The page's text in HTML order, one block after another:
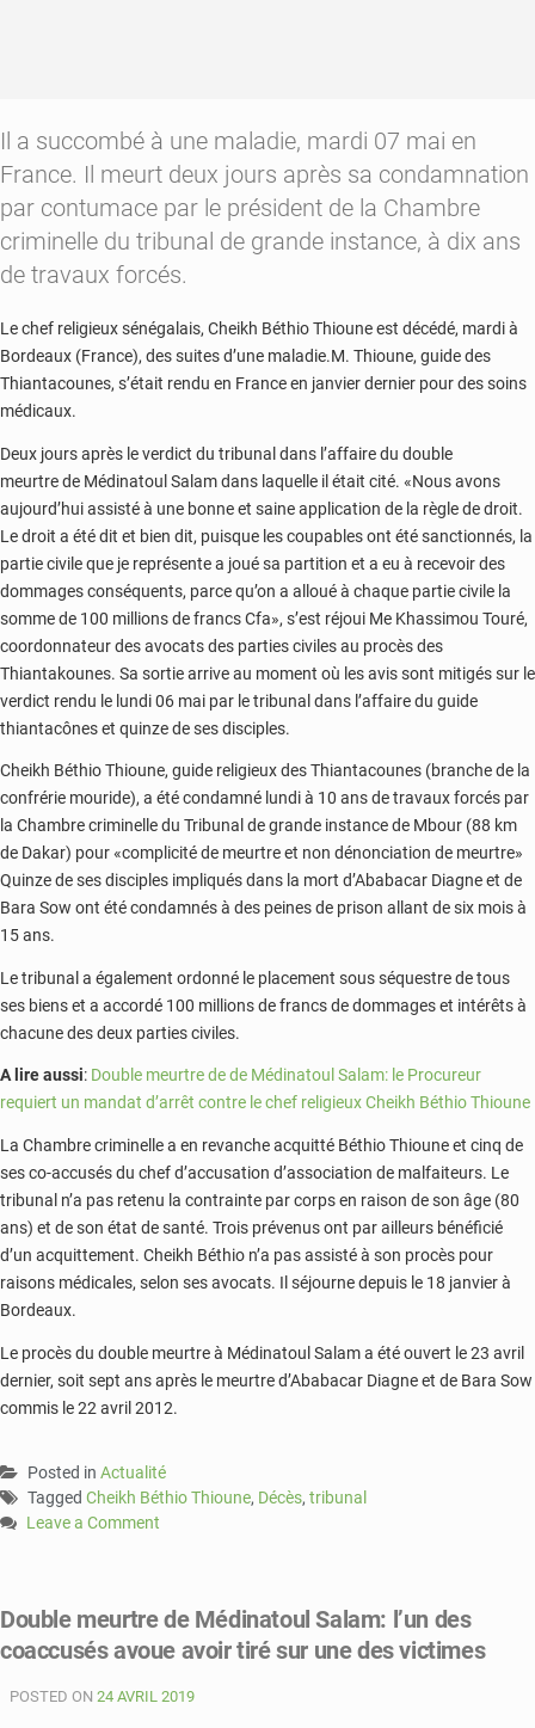
Il a succombé à une maladie, mardi 07 mai en
France. Il meurt deux jours après sa condamnation
par contumace par le président de la Chambre
criminelle du tribunal de grande instance, à dix ans
de travaux forcés.
Le chef religieux sénégalais, Cheikh Béthio Thioune est décédé, mardi à
Bordeaux (France), des suites d’une maladie.M. Thioune, guide des
Thiantacounes, s’était rendu en France en janvier dernier pour des soins
médicaux.
Deux jours après le verdict du tribunal dans l’affaire du double
meurtre de Médinatoul Salam dans laquelle il était cité. «Nous avons
aujourd’hui assisté à une bonne et saine application de la règle de droit.
Le droit a été dit et bien dit, puisque les coupables ont été sanctionnés, la
partie civile que je représente a joué sa partition et a eu à recevoir des
dommages conséquents, parce qu’on a alloué à chaque partie civile la
somme de 100 millions de francs Cfa», s’est réjoui Me Khassimou Touré,
coordonnateur des avocats des parties civiles au procès des
Thiantakounes. Sa sortie arrive au moment où les avis sont mitigés sur le
verdict rendu le lundi 06 mai par le tribunal dans l’affaire du guide
thiantacônes et quinze de ses disciples.
Cheikh Béthio Thioune, guide religieux des Thiantacounes (branche de la
confrérie mouride), a été condamné lundi à 10 ans de travaux forcés par
la Chambre criminelle du Tribunal de grande instance de Mbour (88 km
de Dakar) pour «complicité de meurtre et non dénonciation de meurtre»
Quinze de ses disciples impliqués dans la mort d’Ababacar Diagne et de
Bara Sow ont été condamnés à des peines de prison allant de six mois à
15 ans.
Le tribunal a également ordonné le placement sous séquestre de tous
ses biens et a accordé 100 millions de francs de dommages et intérêts à
chacune des deux parties civiles.
A lire aussi: Double meurtre de de Médinatoul Salam: le Procureur
requiert un mandat d’arrêt contre le chef religieux Cheikh Béthio Thioune
La Chambre criminelle a en revanche acquitté Béthio Thioune et cinq de
ses co-accusés du chef d’accusation d’association de malfaiteurs. Le
tribunal n’a pas retenu la contrainte par corps en raison de son âge (80
ans) et de son état de santé. Trois prévenus ont par ailleurs bénéficié
d’un acquittement. Cheikh Béthio n’a pas assisté à son procès pour
raisons médicales, selon ses avocats. Il séjourne depuis le 18 janvier à
Bordeaux.
Le procès du double meurtre à Médinatoul Salam a été ouvert le 23 avril
dernier, soit sept ans après le meurtre d’Ababacar Diagne et de Bara Sow
commis le 22 avril 2012.
Posted in Actualité
Tagged Cheikh Béthio Thioune, Décès, tribunal
Leave a Comment
chef
religieux
Béthio
Double meurtre de Médinatoul Salam: l’un des
coaccusés avoue avoir tiré sur une des victimes
POSTED ON 24 AVRIL 2019